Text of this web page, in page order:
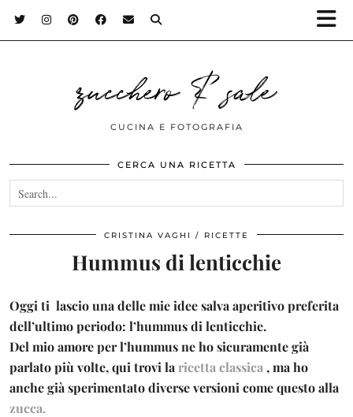
zucchero & sale
CUCINA E FOTOGRAFIA
CERCA UNA RICETTA
CRISTINA VAGHI RICETTE
Hummus di lenticchie
Oggi ti lascio una delle mieidee salva aperitivopreferita
dell’ultimo periodo: l’hummus di lenticchie.
Del mio amore per l’hummus ne ho sicuramente già
parlato più volte, qui trovi la ricetta classica ,ma ho
anche già sperimentato diverse versioni come questo alla
zucca.